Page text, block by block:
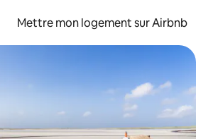
Mettre mon logement sur Airbnb